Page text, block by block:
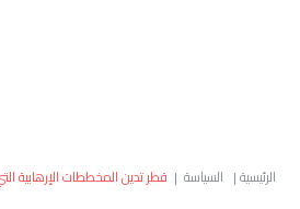
العالم الرئيسية| السياسة | قطر تدين المخططات الإرهابية